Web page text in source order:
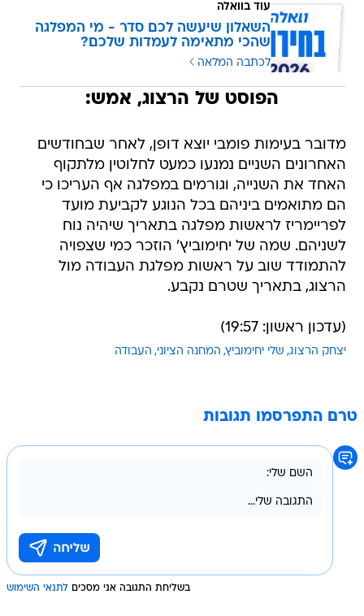
עוד בוואלה
השאלון שיעשה לכם סדר - מי המפלגה
שהכי מתאימה לעמדות שלכם?
לכתבה המלאה
הפוסט של הרצוג, אמש:
מדובר בעימות פומבי יוצא דופן, לאחר שבחודשים
האחרונים השניים נמנעו כמעט לחלוטין מלתקוף
האחד את השנייה, וגורמים במפלגה אף העריכו כי
הם מתואמים ביניהם בכל הנוגע לקביעת מועד
לפריימריז לראשות מפלגה בתאריך שיהיה נוח
לשניהם. שמה של יחימוביץ' הוזכר כמי שצפויה
להתמודד שוב על ראשות מפלגת העבודה מול
הרצוג, בתאריך שטרם נקבע.
(עדכון ראשון: 19:57)
יצחק הרצוג שלי יחימוביץ המחנה הציוני העבודה
טרם התפרסמו תגובות
בשליחת התגובה אני מסכים לתנאי השימוש